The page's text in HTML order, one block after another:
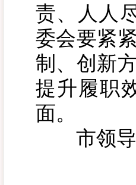
责、人人
委会要紧
制、创新
提升履职
面。
市领导